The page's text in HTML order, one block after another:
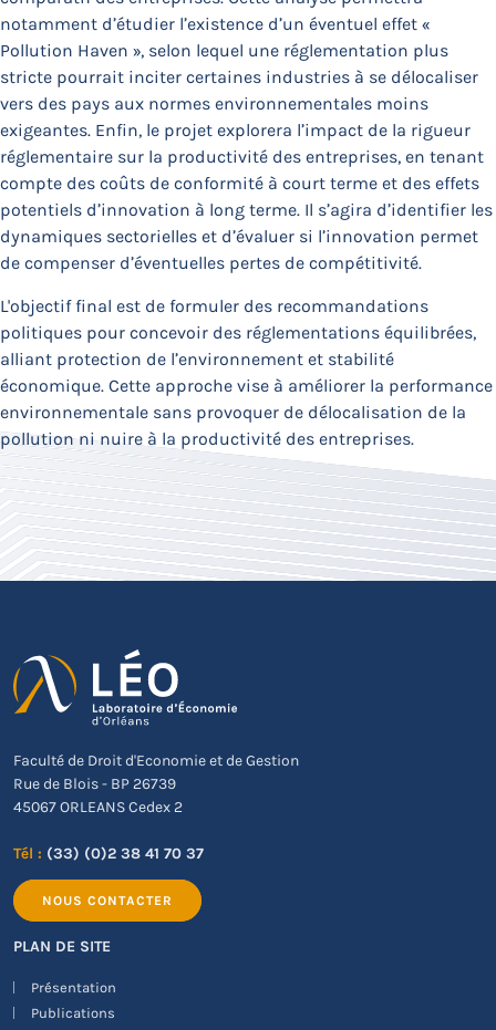
notamment d’étudier l’existence d’un éventuel effet «
Pollution Haven », selon lequel une réglementation plus
stricte pourrait inciter certaines industries à se délocaliser
vers des pays aux normes environnementales moins
exigeantes. Enfin, le projet explorera l’impact de la rigueur
réglementaire sur la productivité des entreprises, en tenant
compte des coûts de conformité à court terme et des effets
potentiels d’innovation à long terme. Il s’agira d’identifier les
dynamiques sectorielles et d’évaluer si l’innovation permet
de compenser d’éventuelles pertes de compétitivité.
L'objectif final est de formuler des recommandations
politiques pour concevoir des réglementations équilibrées,
alliant protection de l’environnement et stabilité
économique. Cette approche vise à améliorer la performance
environnementale sans provoquer de délocalisation de la
pollution ni nuire à la productivité des entreprises.
Faculté de Droit d'Economie et de Gestion
Rue de Blois - BP 26739
45067 ORLEANS Cedex 2
Tél : (33) (0)2 38 41 70 37
NOUS CONTACTER
PLAN DE SITE
Présentation
Publications